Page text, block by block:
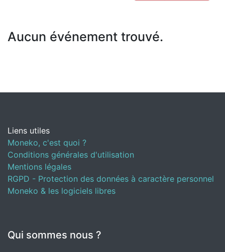
Aucun événement trouvé.
Liens utiles
Moneko, c'est quoi ?
Conditions générales d'utilisation
Mentions légales
RGPD - Protection des données à caractère personnel
Moneko & les logiciels libres
Qui sommes nous ?